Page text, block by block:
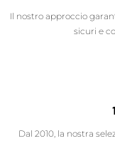
Il nostro approccio
sicuri e
Dal 2010, la nostra